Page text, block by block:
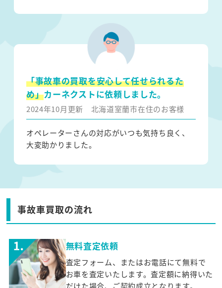
「事故車の買取を安心して任せられるた
め」カーネクストに依頼しました。
2024年10月更新 北海道室蘭市在住のお客様
オペレーターさんの対応がいつも気持ち良く、
大変助かりました。
事故車買取の流れ
無料査定依頼
査定フォーム、またはお電話にて無料で
お車を査定いたします。査定額に納得いた
だけた場合、ご契約成立となります。